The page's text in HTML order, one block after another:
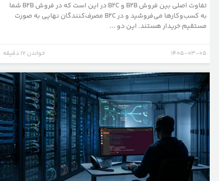
تفاوت اصلی بین فروش B2B و B2C در این است که در فروش B2B شما
به کسب‌وکارها می‌فروشید و در B2C مصرف‌کنندگان نهایی به صورت
مستقیم خریدار هستند. این دو ...
1405-03-05 خواندن 17 دقیقه